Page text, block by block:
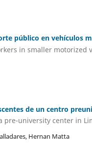
público en vehículos
in smaller motorized
de un centro
pre-university center in
Hernan Matta